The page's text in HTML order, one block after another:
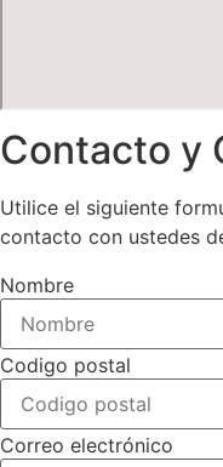
Contacto y
Utilice el siguiente
contacto con ustedes
Nombre
Codigo postal
Correo electrónico